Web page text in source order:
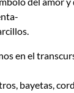
en el
bayetas,